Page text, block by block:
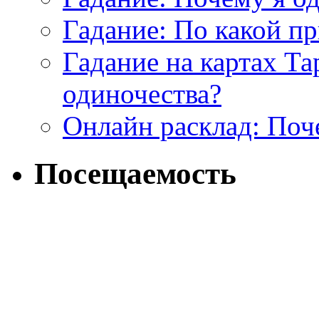
Гадание: По какой
Гадание на картах
одиночества?
Онлайн расклад:
Посещаемость